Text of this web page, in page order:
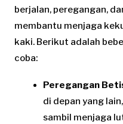
berjalan, peregangan,
membantu menjaga
kaki. Berikut adalah
coba:
Peregangan
di depan yang
sambil menjaga